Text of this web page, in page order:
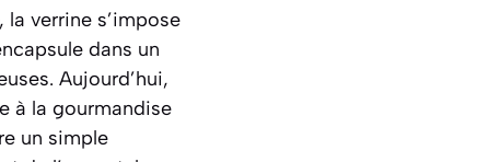
verrine s’impose
dans un
Aujourd’hui,
à la gourmandise
un simple